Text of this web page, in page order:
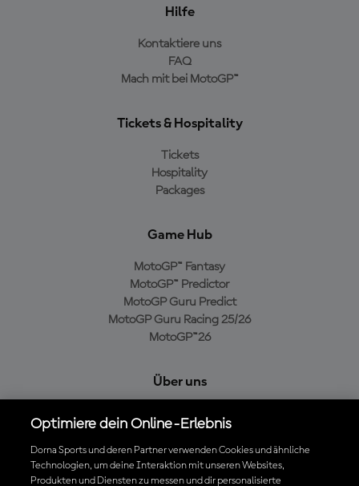
Hilfe
Kontaktiere uns
FAQ
Mach mit bei MotoGP™
Tickets & Hospitality
Tickets
Hospitality
Packages
Game Hub
MotoGP™ Fantasy
MotoGP™ Predictor
MotoGP Guru Predict
MotoGP Guru Racing 25/26
MotoGP™26
Über uns
Cookie-Richtlinien
Geschäftsbedingungen
Datenschutzrichtlinien
Optimiere dein Online-Erlebnis
Dorna Sports und deren Partner verwenden Cookies und ähnliche
Technologien, um deine Interaktion mit unseren Websites,
Produkten und Diensten zu messen und dir personalisierte